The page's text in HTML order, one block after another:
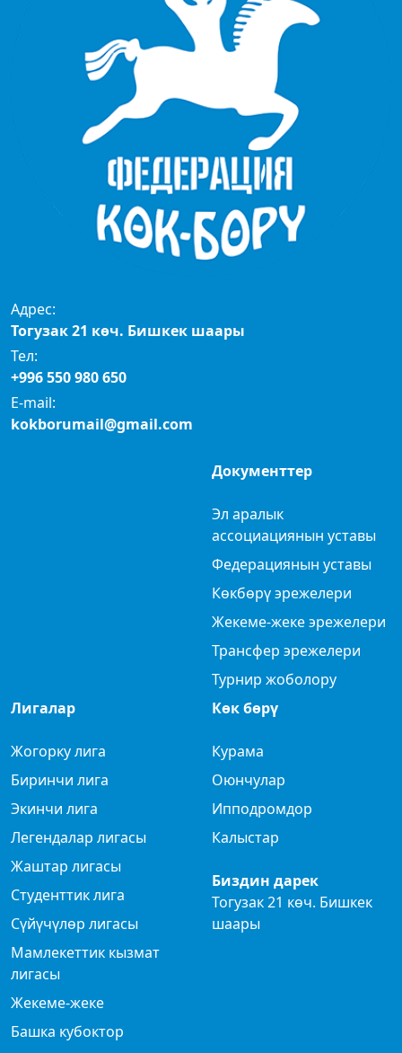
Адрес:
Тогузак 21 көч. Бишкек шаары
Тел:
+996 550 980 650
E-mail:
kokborumail@gmail.com
Документтер
Эл аралык
ассоциациянын уставы
Федерациянын уставы
Көкбөрү эрежелери
Жекеме-жеке эрежелери
Трансфер эрежелери
Турнир жоболору
Лигалар
Жогорку лига
Биринчи лига
Экинчи лига
Легендалар лигасы
Жаштар лигасы
Студенттик лига
Сүйүчүлөр лигасы
Мамлекеттик кызмат
лигасы
Жекеме-жеке
Башка кубоктор
Көк бөрү
Курама
Оюнчулар
Ипподромдор
Калыстар
Биздин дарек
Тогузак 21 көч. Бишкек
шаары